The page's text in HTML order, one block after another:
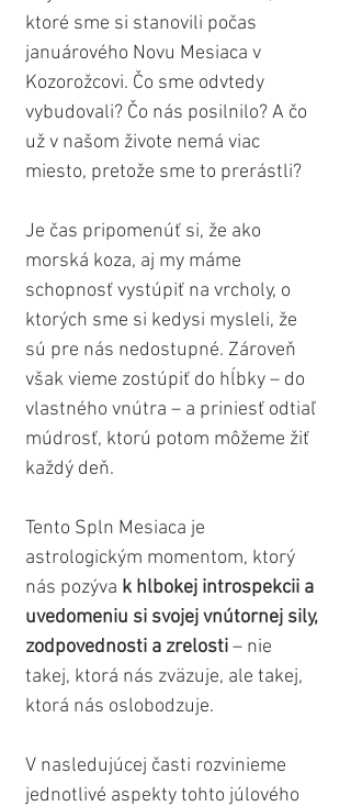
ktoré sme si stanovili počas
januárového Novu Mesiaca v
Kozorožcovi. Čo sme odvtedy
vybudovali? Čo nás posilnilo? A čo
už v našom živote nemá viac
miesto, pretože sme to prerástli?
Je čas pripomenúť si, že ako
morská koza, aj my máme
schopnosť vystúpiť na vrcholy, o
ktorých sme si kedysi mysleli, že
sú pre nás nedostupné. Zároveň
však vieme zostúpiť do hĺbky – do
vlastného vnútra – a priniesť odtiaľ
múdrosť, ktorú potom môžeme žiť
každý deň.
Tento Spln Mesiaca je
astrologickým momentom, ktorý
nás pozýva k hlbokej introspekcii a
uvedomeniu si svojej vnútornej sily,
zodpovednosti a zrelosti – nie
takej, ktorá nás zväzuje, ale takej,
ktorá nás oslobodzuje.
V nasledujúcej časti rozvinieme
jednotlivé aspekty tohto júlového